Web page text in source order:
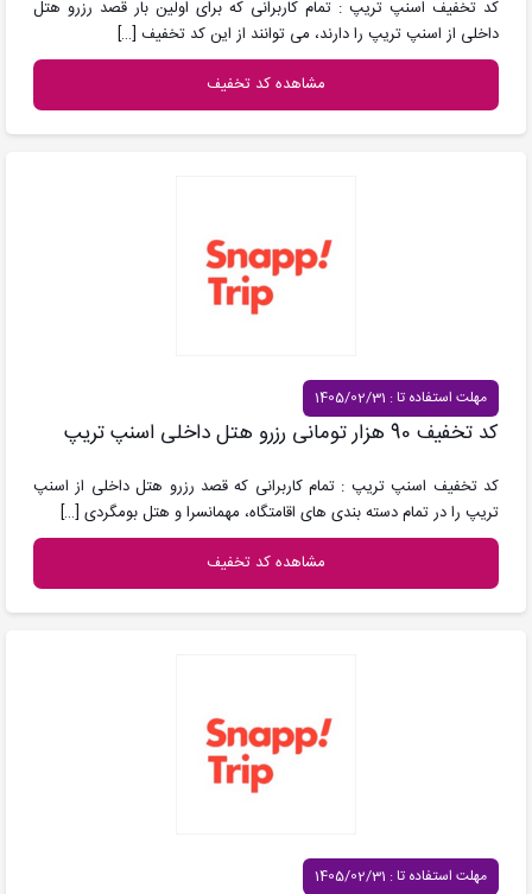
کد تخفیف اسنپ تریپ : تمام کاربرانی که برای اولین بار قصد رزرو هتل
داخلی از اسنپ تریپ را دارند، می توانند از این کد تخفیف […]
مشاهده کد تخفیف
مهلت استفاده تا : 1405/02/31
کد تخفیف 90 هزار تومانی رزرو هتل داخلی اسنپ تریپ
کد تخفیف اسنپ تریپ : تمام کاربرانی که قصد رزرو هتل داخلی از اسنپ
تریپ را در تمام دسته بندی های اقامتگاه، مهمانسرا و هتل بومگردی […]
مشاهده کد تخفیف
مهلت استفاده تا : 1405/02/31